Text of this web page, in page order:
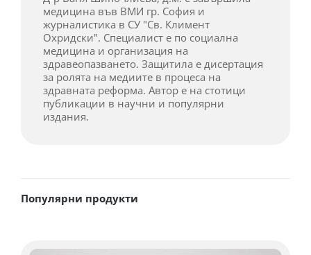
Популярни продукти
медицина във ВМИ гр. София и
журналистика в СУ "Св. Климент
Охридски". Специалист е по социална
медицина и организация на
здравеопазването. Защитила е дисертация
за ролята на медиите в процеса на
здравната реформа. Автор е на стотици
публикации в научни и популярни
издания.